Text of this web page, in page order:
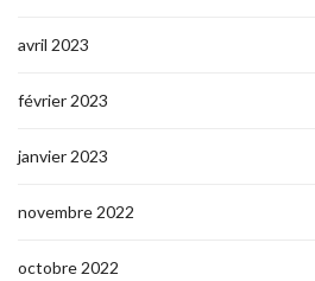
avril 2023
février 2023
janvier 2023
novembre 2022
octobre 2022